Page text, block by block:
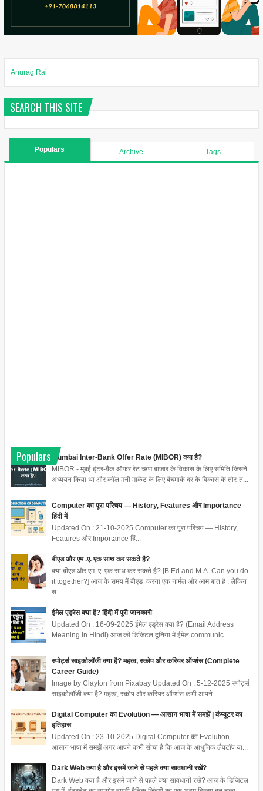
Anurag Rai
SEARCH THIS SITE
Populars Archive Tags
Populars
Mumbai Inter-Bank Offer Rate (MIBOR) क्या है?
MIBOR - मुंबई इंटर-बैंक ऑफर रेट ऋण बाजार के विकास के लिए समिति जिसने
अध्ययन किया था और कॉल मनी मार्केट के लिए बेंचमार्क दर के विकास के तौर-त...
Computer का पूरा परिचय — History, Features और Importance
हिंदी में
Updated On : 21-10-2025 Computer का पूरा परिचय — History,
Features और Importance हिं...
बीएड और एम .ए. एक साथ कर सकते है?
क्या बीएड और एम .ए. एक साथ कर सकते है? [B.Ed and M.A. Can you do
it together?] आज के समय में बीएड करना एक नार्मल और आम बात है , लेकिन
स...
ईमेल एड्रेस क्या है? हिंदी में पूरी जानकारी
Updated On : 16-09-2025 ईमेल एड्रेस क्या है? (Email Address
Meaning in Hindi) आज की डिजिटल दुनिया में ईमेल communic...
स्पोर्ट्स साइकोलॉजी क्या है? महत्व, स्कोप और करियर ऑप्शंस (Complete
Career Guide)
Image by Clayton from Pixabay Updated On : 5-12-2025 स्पोर्ट्स
साइकोलॉजी क्या है? महत्व, स्कोप और करियर ऑप्शंस कभी आपने ...
Digital Computer का Evolution — आसान भाषा में समझें | कंप्यूटर का
इतिहास
Updated On : 23-10-2025 Digital Computer का Evolution —
आसान भाषा में समझें अगर आपने कभी सोचा है कि आज के आधुनिक लैपटॉप या...
Dark Web क्या है और इसमें जाने से पहले क्या सावधानी रखें?
Dark Web क्या है और इसमें जाने से पहले क्या सावधानी रखें? आज के डिजिटल